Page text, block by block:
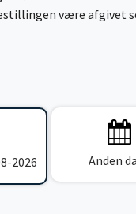
være afgivet
2026 Anden